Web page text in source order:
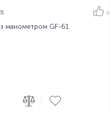
0
манометром GF-61